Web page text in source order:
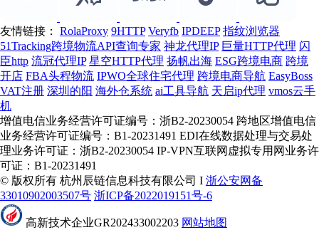
友情链接： RolaProxy 9HTTP Veryfb IPDEEP 指纹浏览器
51Tracking跨境物流API查询专家 神龙代理IP 巨量HTTP代理 闪
臣http 流冠代理IP 星空HTTP代理 扬帆出海 ESG跨境电商 跨境
开店 FBA头程物流 IPWO全球住宅代理 跨境电商导航 EasyBoss
VAT注册 深圳的阳 海外仓系统 ai工具导航 天启ip代理 vmos云手
机
增值电信业务经营许可证编号：浙B2-20230054 跨地区增值电信
业务经营许可证编号：B1-20231491 EDI在线数据处理与交易处
理业务许可证：浙B2-20230054 IP-VPN互联网虚拟专用网业务许
可证：B1-20231491
© 版权所有 杭州辰链信息科技有限公司 I 浙公安网备
33010902003507号 浙ICP备2022019151号-6
高新技术企业GR202433002203 网站地图